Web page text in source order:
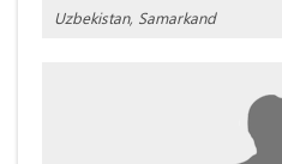
Uzbekistan, Samarkand